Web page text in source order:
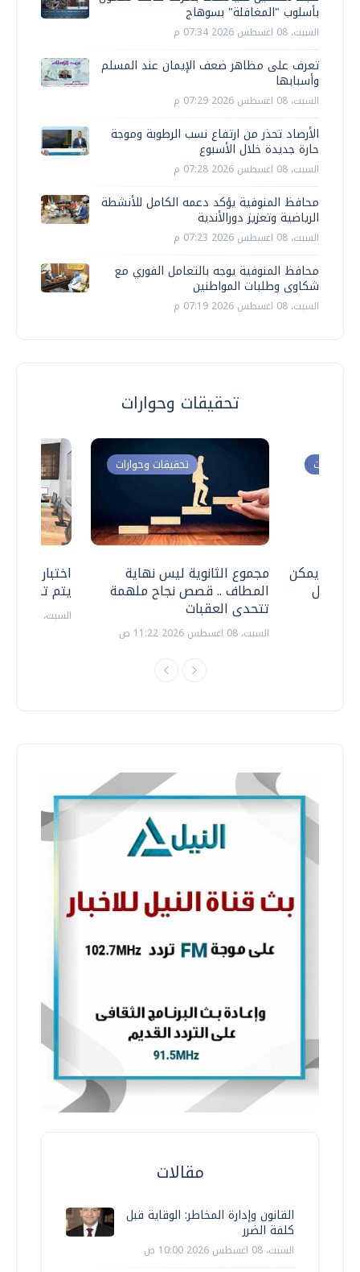
بأسلوب "المغافلة" بسوهاج
السبت، 08 اغسطس 2026 07:34 م
تعرف على مظاهر ضعف الإيمان عند المسلم
وأسبابها
السبت، 08 اغسطس 2026 07:29 م
الأرصاد تحذر من ارتفاع نسب الرطوبة وموجة
حارة جديدة خلال الأسبوع
السبت، 08 اغسطس 2026 07:28 م
محافظ المنوفية يؤكد دعمه الكامل للأنشطة
الرياضية وتعزيز دورالأندية
السبت، 08 اغسطس 2026 07:23 م
محافظ المنوفية يوجه بالتعامل الفوري مع
شكاوى وطلبات المواطنين
السبت، 08 اغسطس 2026 07:19 م
تحقيقات وحوارات
اختبارات
يتم
السبت، 18 يوليو 2026 09:22 ص
تحقيقات وحوارات
مجموع الثانوية ليس نهاية
المطاف .. قصص نجاح ملهمة
تتحدى العقبات
السبت، 08 اغسطس 2026 11:22 ص
وحوارات
.. هل يمكن
نتعامل
مقالات
القانون وإدارة المخاطر: الوقاية قبل
كلفة الضرر
السبت، 08 اغسطس 2026 10:00 ص